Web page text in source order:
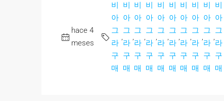
hace 4
meses
비
아
그
라
구
매
비
아
그
라
구
매
비
아
그
라
구
매
비
아
그
라
구
매
비
아
그
라
구
매
비
아
그
라
구
매
비
아
그
라
구
매
비
아
그
라
구
매
비
아
그
라
구
매
비
아
그
라
구
매